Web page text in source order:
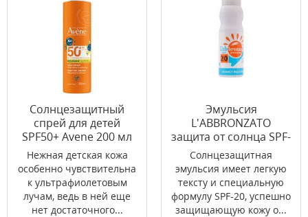
Солнцезащитный
спрей для детей
SPF50+ Avene 200 мл
Нежная детская кожа
особенно чувствительна
к ультрафиолетовым
лучам, ведь в ней еще
нет достаточного...
Эмульсия
L'ABBRONZATO
защита от солнца SPF-
20 200 мл
Солнцезащитная
эмульсия имеет легкую
тексту и специальную
формулу SPF-20, успешно
защищающую кожу о...